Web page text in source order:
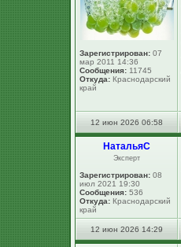
Зарегистрирован: 07
мар 2011 14:36
Сообщения: 11745
Откуда: Краснодарский
край
12 июн 2026 06:58
НатальяС
Эксперт
Зарегистрирован: 08
июл 2021 19:30
Сообщения: 536
Откуда: Краснодарский
край
12 июн 2026 14:29